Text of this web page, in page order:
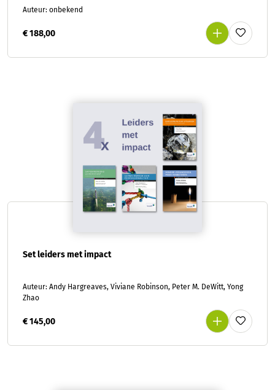
Auteur: onbekend
€ 188,00
Set leiders met impact
Auteur: Andy Hargreaves, Viviane Robinson, Peter M. DeWitt, Yong
Zhao
€ 145,00